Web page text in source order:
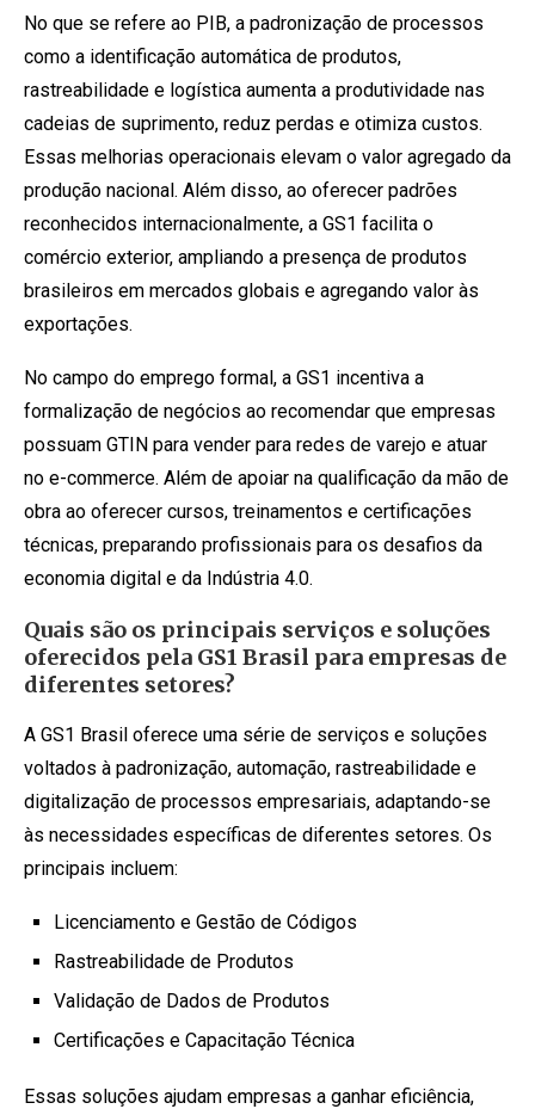
No que se refere ao PIB, a padronização de processos
como a identificação automática de produtos,
rastreabilidade e logística aumenta a produtividade nas
cadeias de suprimento, reduz perdas e otimiza custos.
Essas melhorias operacionais elevam o valor agregado da
produção nacional. Além disso, ao oferecer padrões
reconhecidos internacionalmente, a GS1 facilita o
comércio exterior, ampliando a presença de produtos
brasileiros em mercados globais e agregando valor às
exportações.
No campo do emprego formal, a GS1 incentiva a
formalização de negócios ao recomendar que empresas
possuam GTIN para vender para redes de varejo e atuar
no e-commerce. Além de apoiar na qualificação da mão de
obra ao oferecer cursos, treinamentos e certificações
técnicas, preparando profissionais para os desafios da
economia digital e da Indústria 4.0.
Quais são os principais serviços e soluções
oferecidos pela GS1 Brasil para empresas de
diferentes setores?
A GS1 Brasil oferece uma série de serviços e soluções
voltados à padronização, automação, rastreabilidade e
digitalização de processos empresariais, adaptando-se
às necessidades específicas de diferentes setores. Os
principais incluem:
Licenciamento e Gestão de Códigos
Rastreabilidade de Produtos
Validação de Dados de Produtos
Certificações e Capacitação Técnica
Essas soluções ajudam empresas a ganhar eficiência,